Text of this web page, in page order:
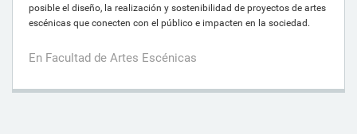
posible el diseño, la realización y sostenibilidad de proyectos de artes
escénicas que conecten con el público e impacten en la sociedad.
En Facultad de Artes Escénicas